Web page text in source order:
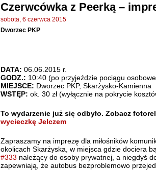
Czerwcówka z Peerką –
sobota, 6 czerwca 2015
Dworzec PKP
DATA: 06.06.2015 r.
GODZ.: 10:40 (po przyjeździe pociągu
MIEJSCE: Dworzec PKP, Skarżysko-Kamienna
WSTĘP: ok. 30 zł (wyłącznie na pokrycie
To wydarzenie już się odbyło. Zobacz
wycieczkę Jelczem
Zapraszamy na imprezę dla miłośników
okolicach Skarżyska, w miejsca gdzie dociera
#333 należący do osoby prywatnej, a niegdyś
zapewniają, że autobus bezproblemowo